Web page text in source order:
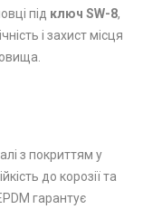
під ключ SW-8,
і захист місця
з покриттям у
до корозії та
гарантує